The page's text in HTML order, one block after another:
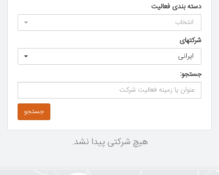
دسته بندی فعالیت
انتخاب
شرکتهای
ایرانی
جستجو:
جستجو
هیچ شرکتی پیدا نشد.